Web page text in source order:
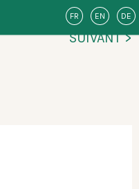
FR EN DE
SUIVANT >